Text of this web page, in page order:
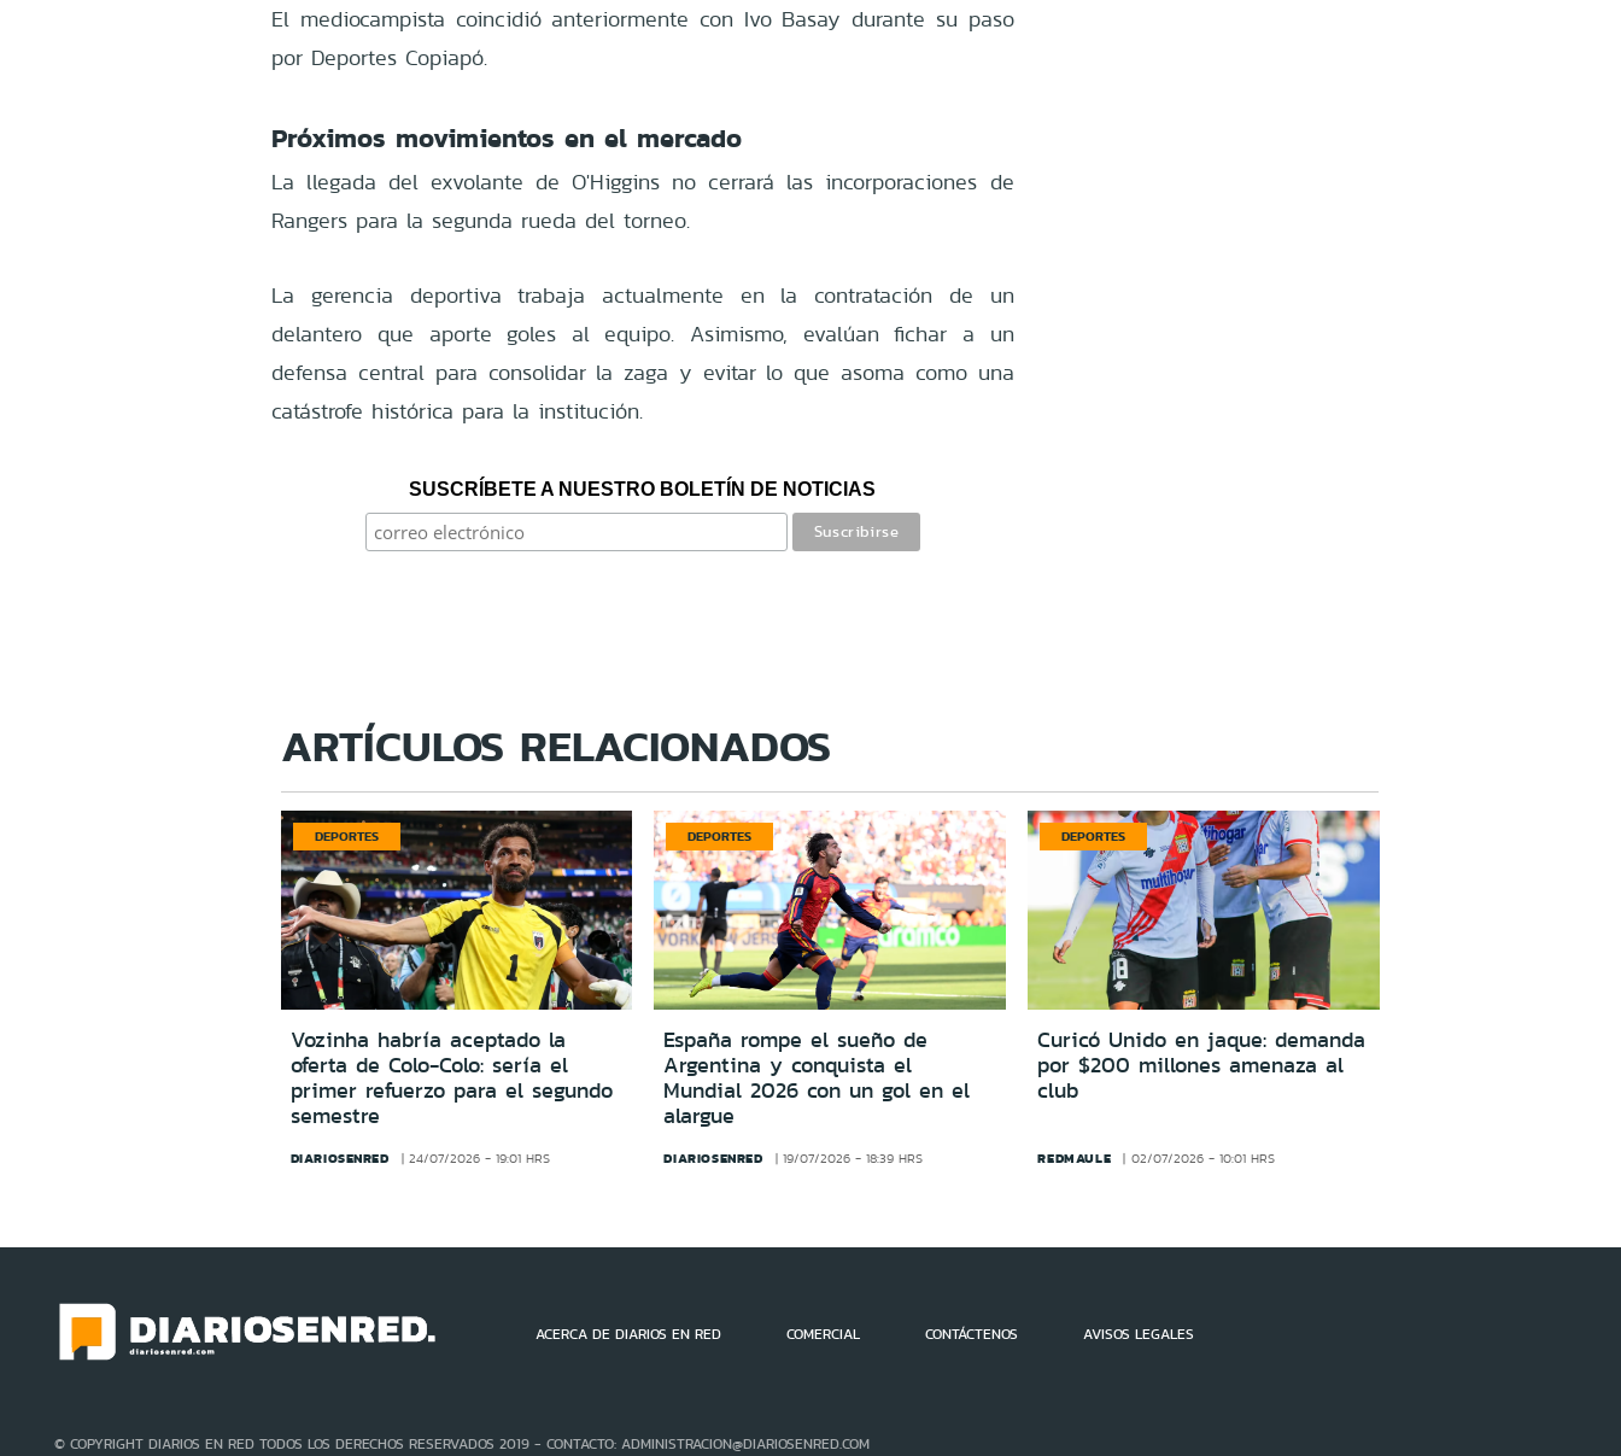
El mediocampista coincidió anteriormente con Ivo Basay durante su paso
por Deportes Copiapó.
Próximos movimientos en el mercado
La llegada del exvolante de O'Higgins no cerrará las incorporaciones de
Rangers para la segunda rueda del torneo.
La gerencia deportiva trabaja actualmente en la contratación de un
delantero que aporte goles al equipo. Asimismo, evalúan fichar a un
defensa central para consolidar la zaga y evitar lo que asoma como una
catástrofe histórica para la institución.
SUSCRÍBETE A NUESTRO BOLETÍN DE NOTICIAS
ARTÍCULOS RELACIONADOS
DEPORTES
Vozinha habría aceptado la
oferta de Colo-Colo: sería el
primer refuerzo para el segundo
semestre
DIARIOSENRED 24/07/2026 - 19:01 HRS
DEPORTES
España rompe el sueño de
Argentina y conquista el
Mundial 2026 con un gol en el
alargue
DIARIOSENRED 19/07/2026 - 18:39 HRS
DEPORTES
Curicó Unido en jaque: demanda
por $200 millones amenaza al
club
REDMAULE 02/07/2026 - 10:01 HRS
ACERCA DE DIARIOS EN RED COMERCIAL CONTÁCTENOS AVISOS LEGALES
© COPYRIGHT DIARIOS EN RED TODOS LOS DERECHOS RESERVADOS 2019 - CONTACTO: ADMINISTRACION@DIARIOSENRED.COM